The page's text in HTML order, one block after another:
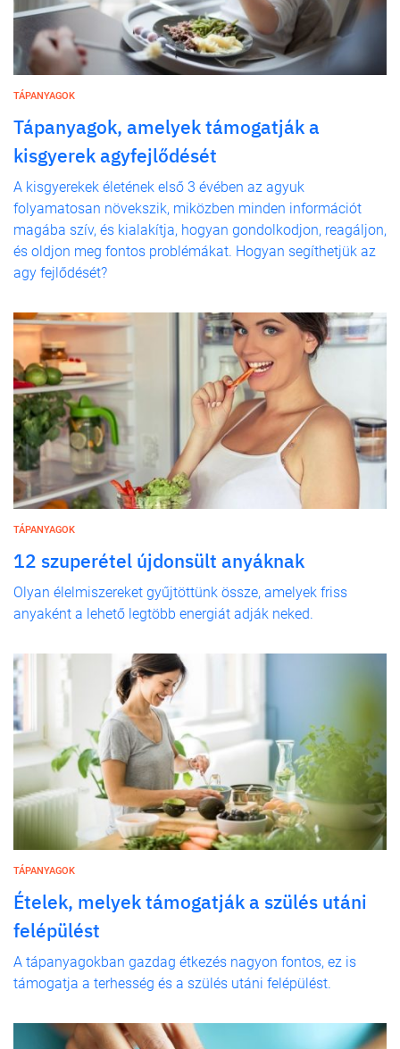
TÁPANYAGOK
Tápanyagok, amelyek támogatják a
kisgyerek agyfejlődését
A kisgyerekek életének első 3 évében az agyuk
folyamatosan növekszik, miközben minden információt
magába szív, és kialakítja, hogyan gondolkodjon, reagáljon,
és oldjon meg fontos problémákat. Hogyan segíthetjük az
agy fejlődését?
TÁPANYAGOK
12 szuperétel újdonsült anyáknak
Olyan élelmiszereket gyűjtöttünk össze, amelyek friss
anyaként a lehető legtöbb energiát adják neked.
TÁPANYAGOK
Ételek, melyek támogatják a szülés utáni
felépülést
A tápanyagokban gazdag étkezés nagyon fontos, ez is
támogatja a terhesség és a szülés utáni felépülést.